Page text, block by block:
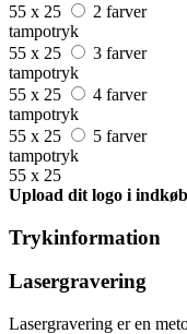
55 x 25
2 farver
tampotryk
55 x 25
3 farver
tampotryk
55 x 25
4 farver
tampotryk
55 x 25
5 farver
tampotryk
55 x 25
Upload dit logo i
Trykinformation
Lasergravering
Lasergravering er en